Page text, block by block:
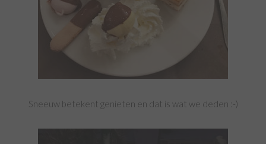
Sneeuw betekent genieten en dat is wat we deden :-)